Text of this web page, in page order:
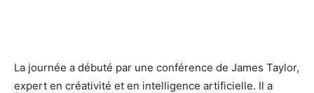
La journée a débuté par une conférence de James Taylor,
expert en créativité et en intelligence artificielle. Il a